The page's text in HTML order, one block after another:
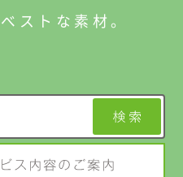
ストな素材。